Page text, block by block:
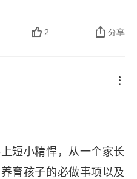
2 分享
短小精悍，从一个家长
育孩子的必做事项以及